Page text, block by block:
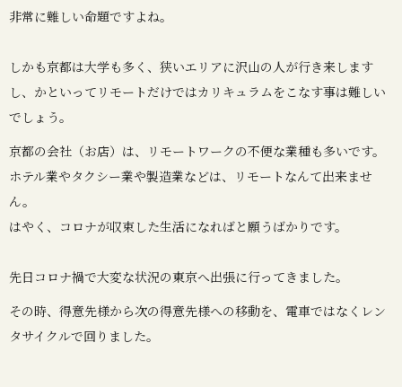
非常に難しい命題ですよね。
しかも京都は大学も多く、狭いエリアに沢山の人が行き来します
し、かといってリモートだけではカリキュラムをこなす事は難しい
でしょう。
京都の会社（お店）は、リモートワークの不便な業種も多いです。
ホテル業やタクシー業や製造業などは、リモートなんて出来ませ
ん。
はやく、コロナが収束した生活になればと願うばかりです。
先日コロナ禍で大変な状況の東京へ出張に行ってきました。
その時、得意先様から次の得意先様への移動を、電車ではなくレン
タサイクルで回りました。